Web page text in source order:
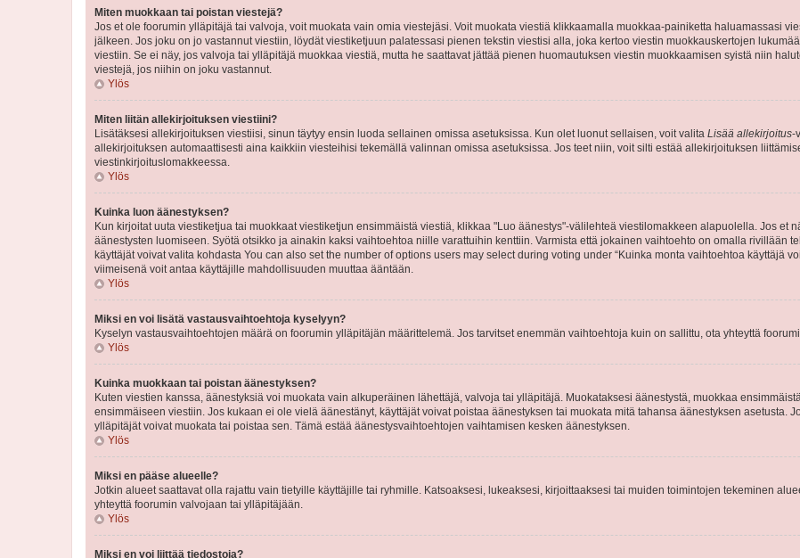
Miten muokkaan tai poistan viestejä?
Jos et ole foorumin ylläpitäjä tai valvoja, voit muokata vain omia viestejäsi. Voit muokata viestiä klikkaamalla muokkaa-painiketta haluamassasi
jälkeen. Jos joku on jo vastannut viestiin, löydät viestiketjuun palatessasi pienen tekstin viestisi alla, joka kertoo viestin muokkauskertojen
viestiin. Se ei näy, jos valvoja tai ylläpitäjä muokkaa viestiä, mutta he saattavat jättää pienen huomautuksen viestin muokkaamisen syistä niin
viestejä, jos niihin on joku vastannut.
Ylös
Miten liitän allekirjoituksen viestiini?
Lisätäksesi allekirjoituksen viestiisi, sinun täytyy ensin luoda sellainen omissa asetuksissa. Kun olet luonut sellaisen, voit valita Lisää allekirjoitus-
allekirjoituksen automaattisesti aina kaikkiin viesteihisi tekemällä valinnan omissa asetuksissa. Jos teet niin, voit silti estää allekirjoituksen
viestinkirjoituslomakkeessa.
Ylös
Kuinka luon äänestyksen?
Kun kirjoitat uuta viestiketjua tai muokkaat viestiketjun ensimmäistä viestiä, klikkaa "Luo äänestys"-välilehteä viestilomakkeen alapuolella. Jos et
äänestysten luomiseen. Syötä otsikko ja ainakin kaksi vaihtoehtoa niille varattuihin kenttiin. Varmista että jokainen vaihtoehto on omalla rivillään
käyttäjät voivat valita kohdasta You can also set the number of options users may select during voting under “Kuinka monta vaihtoehtoa käyttäjä
viimeisenä voit antaa käyttäjille mahdollisuuden muuttaa ääntään.
Ylös
Miksi en voi lisätä vastausvaihtoehtoja kyselyyn?
Kyselyn vastausvaihtoehtojen määrä on foorumin ylläpitäjän määrittelemä. Jos tarvitset enemmän vaihtoehtoja kuin on sallittu, ota yhteyttä
Ylös
Kuinka muokkaan tai poistan äänestyksen?
Kuten viestien kanssa, äänestyksiä voi muokata vain alkuperäinen lähettäjä, valvoja tai ylläpitäjä. Muokataksesi äänestystä, muokkaa
ensimmäiseen viestiin. Jos kukaan ei ole vielä äänestänyt, käyttäjät voivat poistaa äänestyksen tai muokata mitä tahansa äänestyksen asetusta.
ylläpitäjät voivat muokata tai poistaa sen. Tämä estää äänestysvaihtoehtojen vaihtamisen kesken äänestyksen.
Ylös
Miksi en pääse alueelle?
Jotkin alueet saattavat olla rajattu vain tietyille käyttäjille tai ryhmille. Katsoaksesi, lukeaksesi, kirjoittaaksesi tai muiden toimintojen tekeminen
yhteyttä foorumin valvojaan tai ylläpitäjään.
Ylös
Miksi en voi liittää tiedostoja?